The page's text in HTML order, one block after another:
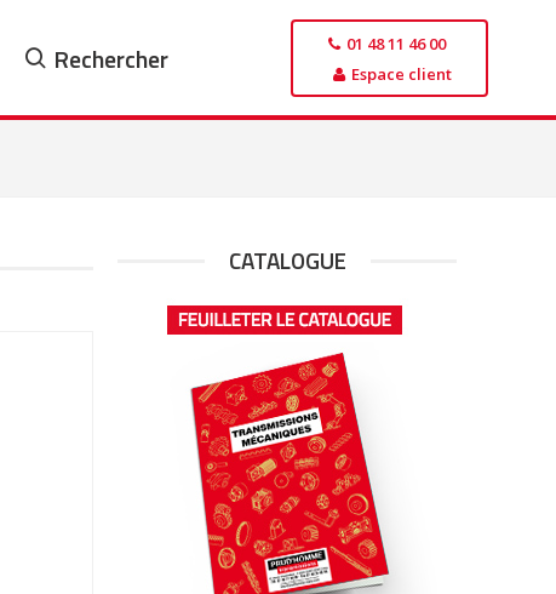
Rechercher
01 48 11 46 00
Espace client
CATALOGUE